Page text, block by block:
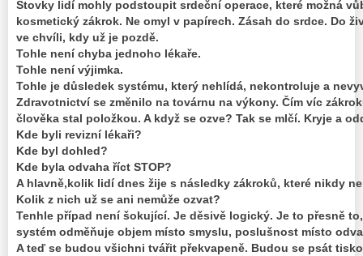
Stovky lidí mohly podstoupit srdeční operace, které možná
kosmetický zákrok. Ne omyl v papírech. Zásah do srdce. Do
ve chvíli, kdy už je pozdě.
Tohle není chyba jednoho lékaře.
Tohle není výjimka.
Tohle je důsledek systému, který nehlídá, nekontroluje a
Zdravotnictví se změnilo na továrnu na výkony. Čím víc
člověka stal položkou. A když se ozve? Tak se mlčí. Kryje a
Kde byli revizní lékaři?
Kde byl dohled?
Kde byla odvaha říct STOP?
A hlavně,kolik lidí dnes žije s následky zákroků, které nikdy
Kolik z nich už se ani nemůže ozvat?
Tenhle případ není šokující. Je děsivě logický. Je to přesně
systém odměňuje objem místo smyslu, poslušnost místo
A teď se budou všichni tvářit překvapeně. Budou se psát